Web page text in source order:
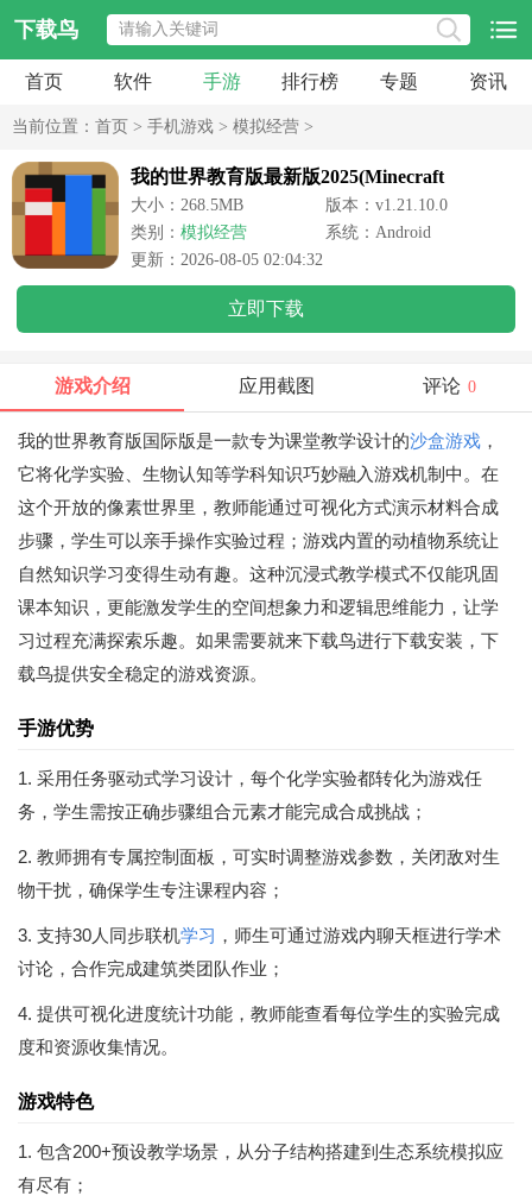
下载鸟
首页 软件 手游 排行榜 专题 资讯
当前位置： 首页 > 手机游戏 > 模拟经营 >
我的世界教育版最新版2025(Minecraft
Education)
大小：268.5MB
版本：v1.21.10.0
类别： 模拟经营
系统：Android
更新：2026-08-05 02:04:32
立即下载
游戏介绍 应用截图 评论 0
我的世界教育版国际版是一款专为课堂教学设计的沙盒游戏 ，
它将化学实验、生物认知等学科知识巧妙融入游戏机制中。在
这个开放的像素世界里，教师能通过可视化方式演示材料合成
步骤，学生可以亲手操作实验过程；游戏内置的动植物系统让
自然知识学习变得生动有趣。这种沉浸式教学模式不仅能巩固
课本知识，更能激发学生的空间想象力和逻辑思维能力，让学
习过程充满探索乐趣。如果需要就来下载鸟进行下载安装，下
载鸟提供安全稳定的游戏资源。
手游优势
1. 采用任务驱动式学习设计，每个化学实验都转化为游戏任
务，学生需按正确步骤组合元素才能完成合成挑战；
2. 教师拥有专属控制面板，可实时调整游戏参数，关闭敌对生
物干扰，确保学生专注课程内容；
3. 支持30人同步联机学习 ，师生可通过游戏内聊天框进行学术
讨论，合作完成建筑类团队作业；
4. 提供可视化进度统计功能，教师能查看每位学生的实验完成
度和资源收集情况。
游戏特色
1. 包含200+预设教学场景，从分子结构搭建到生态系统模拟应
有尽有；